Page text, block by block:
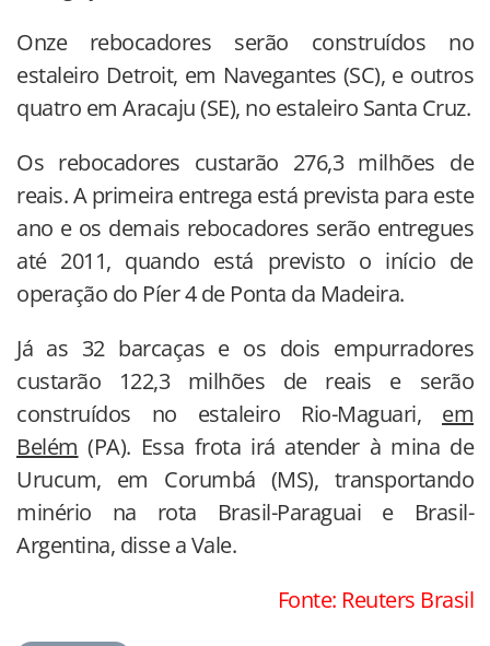
Onze rebocadores serão construídos no
estaleiro Detroit, em Navegantes (SC), e outros
quatro em Aracaju (SE), no estaleiro Santa Cruz.
Os rebocadores custarão 276,3 milhões de
reais. A primeira entrega está prevista para este
ano e os demais rebocadores serão entregues
até 2011, quando está previsto o início de
operação do Píer 4 de Ponta da Madeira.
Já as 32 barcaças e os dois empurradores
custarão 122,3 milhões de reais e serão
construídos no estaleiro Rio-Maguari, em
Belém (PA). Essa frota irá atender à mina de
Urucum, em Corumbá (MS), transportando
minério na rota Brasil-Paraguai e Brasil-
Argentina, disse a Vale.
Fonte: Reuters Brasil